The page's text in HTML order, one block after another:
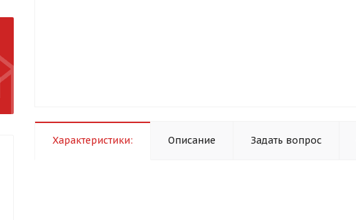
Характеристики: Описание Задать вопрос